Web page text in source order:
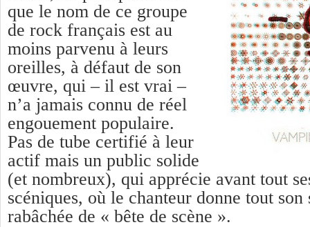
que le nom de ce groupe
de rock français est au
moins parvenu à leurs
oreilles, à défaut de son
œuvre, qui – il est vrai –
n’a jamais connu de réel
engouement populaire.
Pas de tube certifié à leur
actif mais un public solide
(et nombreux), qui apprécie avant tout
scéniques, où le chanteur donne tout son
rabâchée de « bête de scène ».